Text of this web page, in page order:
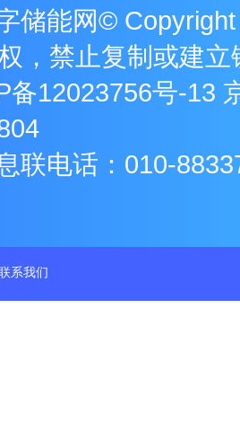
储能网©
，禁止复制或建立
备12023756号-13
联电话：010-
系我们